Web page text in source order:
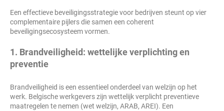
Een effectieve beveiligingsstrategie voor bedrijven steunt op vier
complementaire pijlers die samen een coherent
beveiligingsecosysteem vormen.
1. Brandveiligheid: wettelijke verplichting en
preventie
Brandveiligheid is een essentieel onderdeel van welzijn op het
werk. Belgische werkgevers zijn wettelijk verplicht preventieve
maatregelen te nemen (wet welzijn, ARAB, AREI). Een